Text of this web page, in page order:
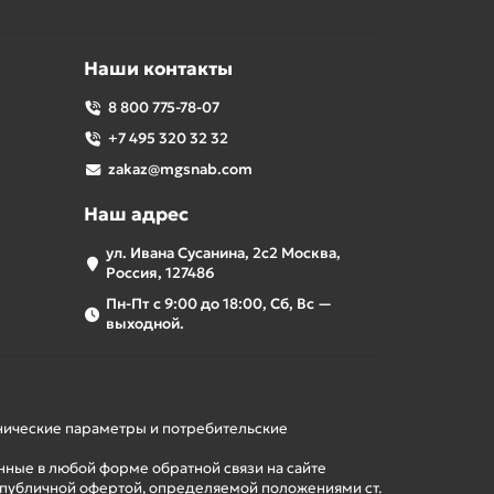
Наши контакты
8 800 775-78-07
+7 495 320 32 32
zakaz@mgsnab.com
Наш адрес
ул. Ивана Сусанина, 2с2 Москва,
Россия, 127486
Пн-Пт с 9:00 до 18:00, Сб, Вс —
выходной.
параметры и потребительские
в любой форме обратной связи на сайте
офертой, определяемой положениями ст.